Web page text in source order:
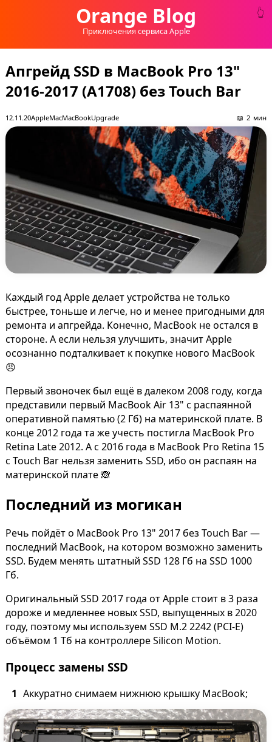
Orange Blog
Приключения сервиса Apple
Апгрейд SSD в MacBook Pro 13"
2016-2017 (A1708) без Touch Bar
12.11.20AppleMacMacBookUpgrade 2
Каждый год Apple делает устройства не только
быстрее, тоньше и легче, но и менее пригодными для
ремонта и апгрейда. Конечно, MacBook не остался в
стороне. А если нельзя улучшить, значит Apple
осознанно подталкивает к покупке нового MacBook
😠
Первый звоночек был ещё в далеком 2008 году, когда
представили первый MacBook Air 13" с распаянной
оперативной памятью (2 Гб) на материнской плате. В
конце 2012 года та же учесть постигла MacBook Pro
Retina Late 2012. А с 2016 года в MacBook Pro Retina 15
с Touch Bar нельзя заменить SSD, ибо он распаян на
материнской плате 🙈
Последний из могикан
Речь пойдёт о MacBook Pro 13" 2017 без Touch Bar —
последний MacBook, на котором возможно заменить
SSD. Будем менять штатный SSD 128 Гб на SSD 1000
Гб.
Оригинальный SSD 2017 года от Apple стоит в 3 раза
дороже и медленнее новых SSD, выпущенных в 2020
году, поэтому мы используем SSD M.2 2242 (PCI-E)
объёмом 1 Тб на контроллере Silicon Motion.
Процесс замены SSD
Аккуратно снимаем нижнюю крышку MacBook;